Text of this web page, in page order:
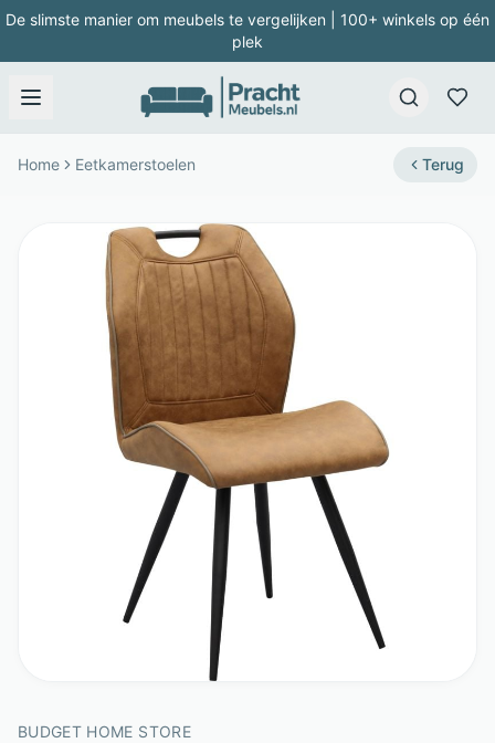
De slimste manier om meubels te vergelijken | 100+ winkels op één
plek
Home Eetkamerstoelen Terug
BUDGET HOME STORE